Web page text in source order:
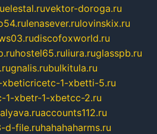
elestal.ruvektor-doroga.ru
lenasever.rulovinskix.ru
discofoxworld.ru
hostel65.ruliura.ruglasspb.ru
gnalis.rubulkitula.ru
xbeticricetc-1-xbetti-5.ru
1-xbetr-1-xbetcc-2.ru
accounts112.ru
d-file.ruhahahaharms.ru